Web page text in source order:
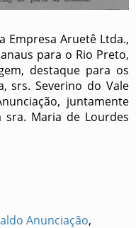
Empresa Aruetê Ltda.,
para o Rio Preto,
destaque para os
srs. Severino do Vale
juntamente
sra. Maria de Lourdes
Anunciação,